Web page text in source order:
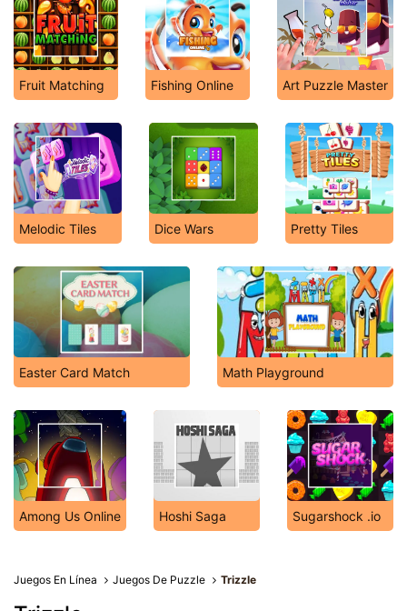
Fruit Matching Fishing Online Art Puzzle Master
Melodic Tiles Dice Wars Pretty Tiles
Easter Card Match Math Playground
Among Us Online Hoshi Saga Sugarshock .io
Juegos En Línea Juegos De Puzzle Trizzle